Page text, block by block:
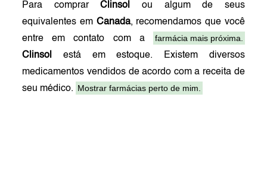
Para comprarClinsol
ou algum de seus
equivalentes em Canada, recomendamos que você
entre em contato com a
farmácia mais próxima.
Clinsol
está em estoque. Existem diversos
medicamentos vendidos de acordo com a receita de
seu médico. Mostrar farmácias perto de mim.